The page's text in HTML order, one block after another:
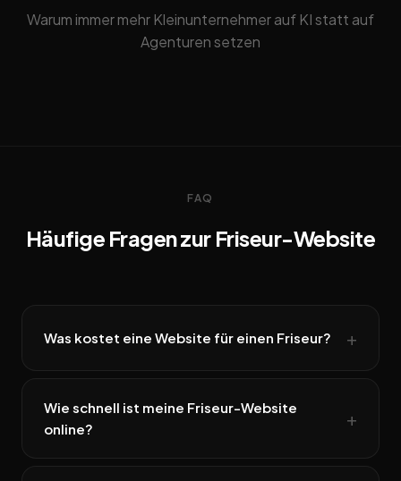
Warum immer mehr Kleinunternehmer auf KI statt auf
Agenturen setzen
FAQ
Häufige Fragen zur Friseur-Website
Was kostet eine Website für einen Friseur?
Wie schnell ist meine Friseur-Website
online?